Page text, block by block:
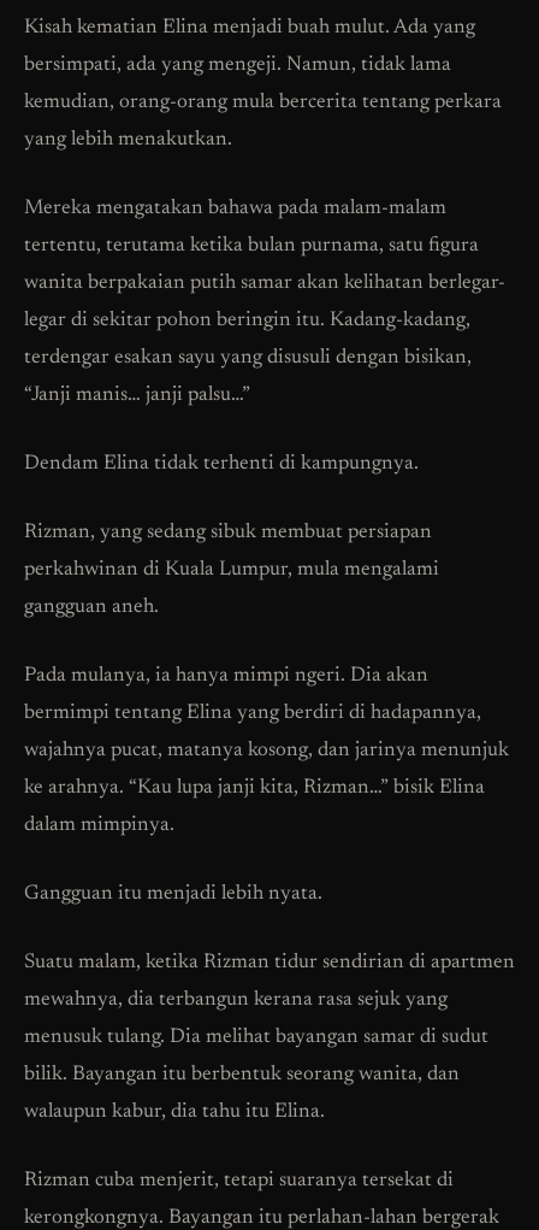
Kisah kematian Elina menjadi buah mulut. Ada yang
bersimpati, ada yang mengeji. Namun, tidak lama
kemudian, orang-orang mula bercerita tentang perkara
yang lebih menakutkan.
Mereka mengatakan bahawa pada malam-malam
tertentu, terutama ketika bulan purnama, satu figura
wanita berpakaian putih samar akan kelihatan berlegar-
legar di sekitar pohon beringin itu. Kadang-kadang,
terdengar esakan sayu yang disusuli dengan bisikan,
“Janji manis… janji palsu…”
Dendam Elina tidak terhenti di kampungnya.
Rizman, yang sedang sibuk membuat persiapan
perkahwinan di Kuala Lumpur, mula mengalami
gangguan aneh.
Pada mulanya, ia hanya mimpi ngeri. Dia akan
bermimpi tentang Elina yang berdiri di hadapannya,
wajahnya pucat, matanya kosong, dan jarinya menunjuk
ke arahnya. “Kau lupa janji kita, Rizman…” bisik Elina
dalam mimpinya.
Gangguan itu menjadi lebih nyata.
Suatu malam, ketika Rizman tidur sendirian di apartmen
mewahnya, dia terbangun kerana rasa sejuk yang
menusuk tulang. Dia melihat bayangan samar di sudut
bilik. Bayangan itu berbentuk seorang wanita, dan
walaupun kabur, dia tahu itu Elina.
Rizman cuba menjerit, tetapi suaranya tersekat di
kerongkongnya. Bayangan itu perlahan-lahan bergerak